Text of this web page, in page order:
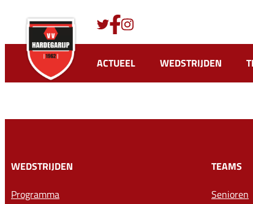
de
inhoud
ACTUEEL WEDSTRIJDEN
WEDSTRIJDEN
Programma
TEAMS
Senioren